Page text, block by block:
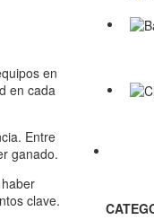
en
en cada
Entre
ganado.
clave.